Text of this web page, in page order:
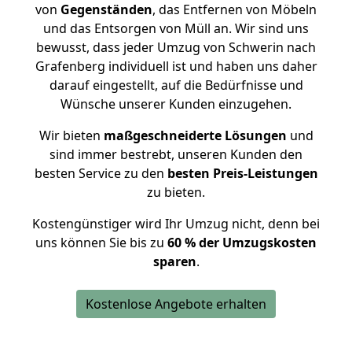
von Gegenständen, das Entfernen von Möbeln
und das Entsorgen von Müll an. Wir sind uns
bewusst, dass jeder Umzug von Schwerin nach
Grafenberg individuell ist und haben uns daher
darauf eingestellt, auf die Bedürfnisse und
Wünsche unserer Kunden einzugehen.
Wir bieten maßgeschneiderte Lösungen und
sind immer bestrebt, unseren Kunden den
besten Service zu den besten Preis-Leistungen
zu bieten.
Kostengünstiger wird Ihr Umzug nicht, denn bei
uns können Sie bis zu 60 % der Umzugskosten
sparen.
Kostenlose Angebote erhalten